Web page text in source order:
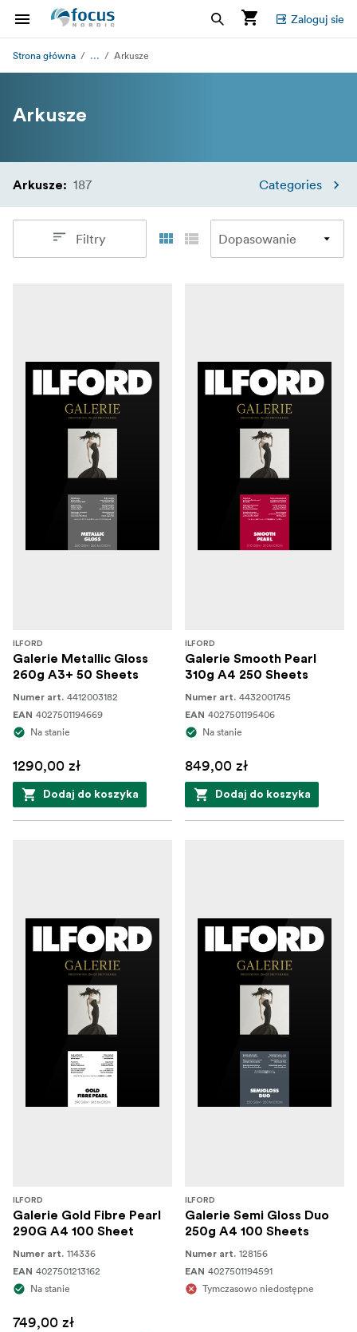
Zaloguj sie
Strona główna ... Arkusze
Arkusze
Arkusze: 187 Categories
Filtry
ILFORD
Galerie Metallic Gloss
260g A3+ 50 Sheets
Numer art. 4412003182
EAN 4027501194669
Na stanie
1290,00 zł
Dodaj do koszyka
ILFORD
Galerie Smooth Pearl
310g A4 250 Sheets
Numer art. 4432001745
EAN 4027501195406
Na stanie
849,00 zł
Dodaj do koszyka
ILFORD
Galerie Gold Fibre Pearl
290G A4 100 Sheet
Numer art. 114336
EAN 4027501213162
Na stanie
749,00 zł
ILFORD
Galerie Semi Gloss Duo
250g A4 100 Sheets
Numer art. 128156
EAN 4027501194591
Tymczasowo niedostępne